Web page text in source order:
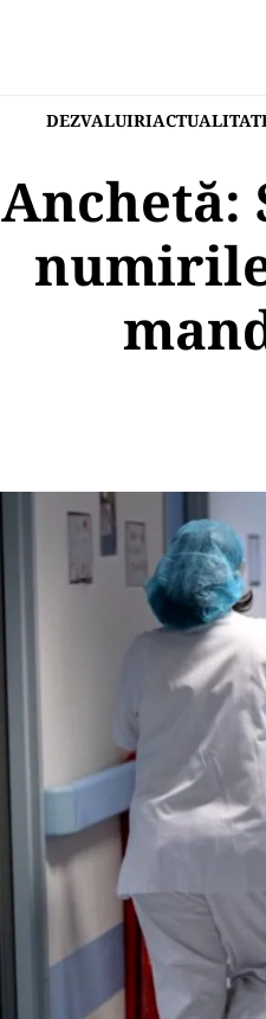
DEZVALUIRI
Anchetă: